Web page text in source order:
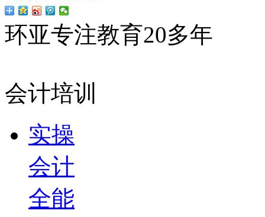
环亚专注教育20多年
会计培训
实操
会计
全能